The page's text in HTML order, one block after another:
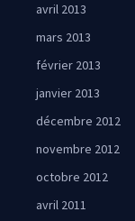
avril 2013
mars 2013
février 2013
janvier 2013
décembre 2012
novembre 2012
octobre 2012
avril 2011